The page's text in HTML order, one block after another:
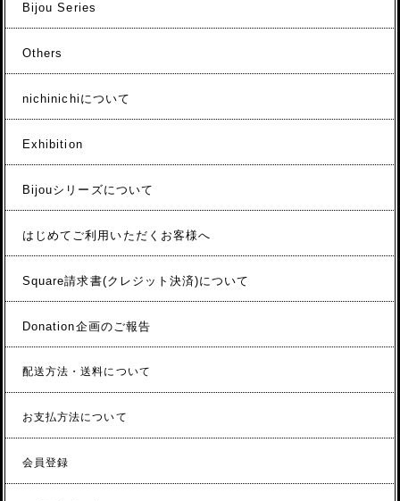
Bijou Series
Others
nichinichiについて
Exhibition
Bijouシリーズについて
はじめてご利用いただくお客様へ
Square請求書(クレジット決済)について
Donation企画のご報告
配送方法・送料について
お支払方法について
会員登録